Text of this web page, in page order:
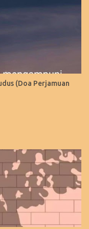
(Doa Perjamuan